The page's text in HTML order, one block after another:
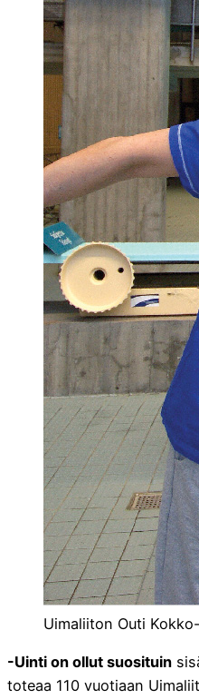
Uimaliiton Outi
-Uinti on ollut suosituin
toteaa 110 vuotiaan